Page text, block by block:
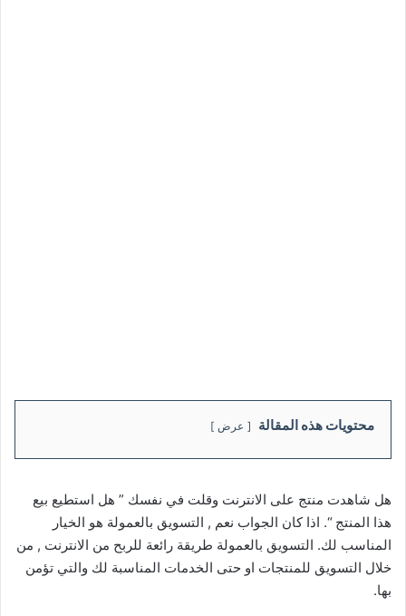
محتويات هذه المقالة عرض
هل شاهدت منتج على الانترنت وقلت في نفسك ” هل استطيع بيع
هذا المنتج “. اذا كان الجواب نعم , التسويق بالعمولة هو الخيار
المناسب لك. التسويق بالعمولة طريقة رائعة للربح من الانترنت , من
خلال التسويق للمنتجات او حتى الخدمات المناسبة لك والتي تؤمن
بها.